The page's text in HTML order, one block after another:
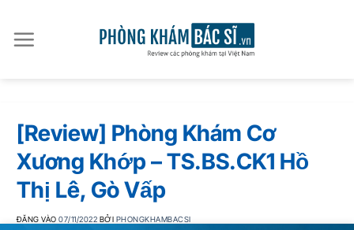
qua
nội
[Review] Phòng Khám Cơ
Xương Khớp – TS.BS.CK1 Hồ
Thị Lê, Gò Vấp
ĐĂNG VÀO07/11/2022 BỞI PHONGKHAMBACSI